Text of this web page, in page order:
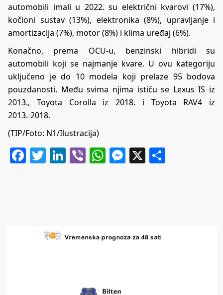
automobili imali u 2022. su električni kvarovi (17%),
kočioni sustav (13%), elektronika (8%), upravljanje i
amortizacija (7%), motor (8%) i klima uređaj (6%).
Konačno, prema OCU-u, benzinski hibridi su
automobili koji se najmanje kvare. U ovu kategoriju
uključeno je do 10 modela koji prelaze 95 bodova
pouzdanosti. Među svima njima ističu se Lexus IS iz
2013., Toyota Corolla iz 2018. i Toyota RAV4 iz
2013.-2018.
(TIP/Foto: N1/Ilustracija)
Facebook
Twitter
LinkedIn
ViberWhatsApp
Messenger
X